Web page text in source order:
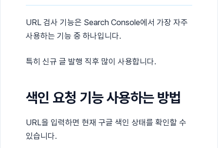
URL 검사 기능은 Search Console에서 가장 자주
사용하는 기능 중 하나입니다.
특히 신규 글 발행 직후 많이 사용합니다.
색인 요청 기능 사용하는 방법
URL을 입력하면 현재 구글 색인 상태를 확인할 수
있습니다.